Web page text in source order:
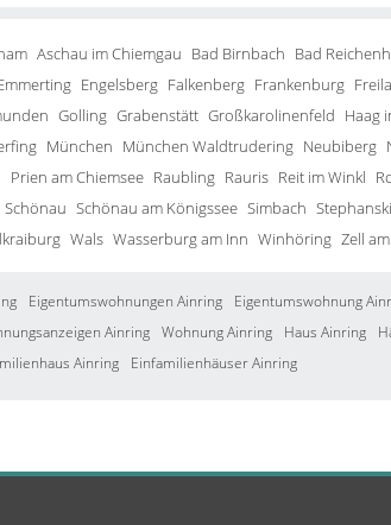
Aschau im Chiemgau Bad Birnbach Bad
Engelsberg Falkenberg Frankenburg
Golling Grabenstätt Großkarolinenfeld Haag
München München Waldtrudering Neubiberg
Prien am Chiemsee Raubling Rauris Reit im Winkl
Schönau Schönau am Königssee Simbach
Wals Wasserburg am Inn Winhöring Zell
Eigentumswohnungen Ainring Eigentumswohnung
Ainring Wohnung Ainring Haus Ainring
Ainring Einfamilienhäuser Ainring